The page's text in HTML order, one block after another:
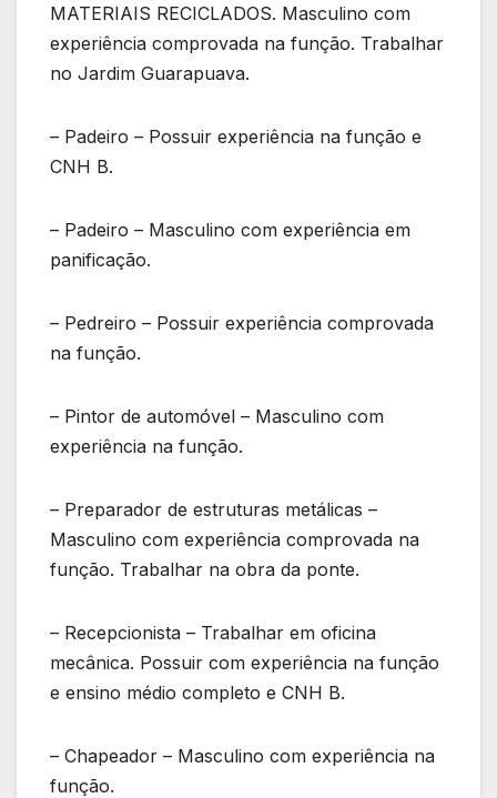
MATERIAIS RECICLADOS. Masculino com
experiência comprovada na função. Trabalhar
no Jardim Guarapuava.
– Padeiro – Possuir experiência na função e
CNH B.
– Padeiro – Masculino com experiência em
panificação.
– Pedreiro – Possuir experiência comprovada
na função.
– Pintor de automóvel – Masculino com
experiência na função.
– Preparador de estruturas metálicas –
Masculino com experiência comprovada na
função. Trabalhar na obra da ponte.
– Recepcionista – Trabalhar em oficina
mecânica. Possuir com experiência na função
e ensino médio completo e CNH B.
– Chapeador – Masculino com experiência na
função.